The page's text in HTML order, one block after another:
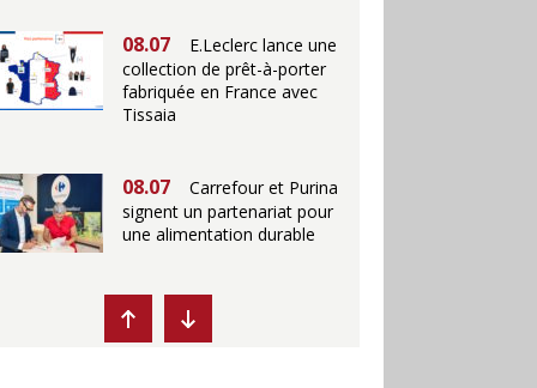
08.07
E.Leclerc lance une
collection de prêt-à-porter
fabriquée en France avec
Tissaia
08.07
Carrefour et Purina
signent un partenariat pour
une alimentation durable
07.07
Ikea propose des
"Escales fraîcheur" en